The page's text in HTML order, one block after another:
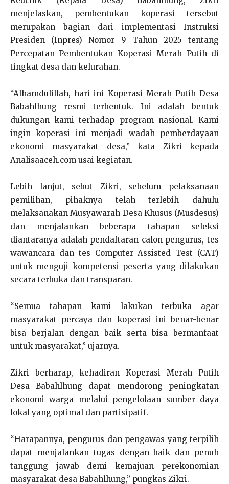
menjelaskan, pembentukan koperasi tersebut
merupakan bagian dari implementasi Instruksi
Presiden (Inpres) Nomor 9 Tahun 2025 tentang
Percepatan Pembentukan Koperasi Merah Putih di
tingkat desa dan kelurahan.
“Alhamdulillah, hari ini Koperasi Merah Putih Desa
Babahlhung resmi terbentuk. Ini adalah bentuk
dukungan kami terhadap program nasional. Kami
ingin koperasi ini menjadi wadah pemberdayaan
ekonomi masyarakat desa,” kata Zikri kepada
Analisaaceh.com usai kegiatan.
Lebih lanjut, sebut Zikri, sebelum pelaksanaan
pemilihan, pihaknya telah terlebih dahulu
melaksanakan Musyawarah Desa Khusus (Musdesus)
dan menjalankan beberapa tahapan seleksi
diantaranya adalah pendaftaran calon pengurus, tes
wawancara dan tes Computer Assisted Test (CAT)
untuk menguji kompetensi peserta yang dilakukan
secara terbuka dan transparan.
“Semua tahapan kami lakukan terbuka agar
masyarakat percaya dan koperasi ini benar-benar
bisa berjalan dengan baik serta bisa bermanfaat
untuk masyarakat,” ujarnya.
Zikri berharap, kehadiran Koperasi Merah Putih
Desa Babahlhung dapat mendorong peningkatan
ekonomi warga melalui pengelolaan sumber daya
lokal yang optimal dan partisipatif.
“Harapannya, pengurus dan pengawas yang terpilih
dapat menjalankan tugas dengan baik dan penuh
tanggung jawab demi kemajuan perekonomian
masyarakat desa Babahlhung,” pungkas Zikri.